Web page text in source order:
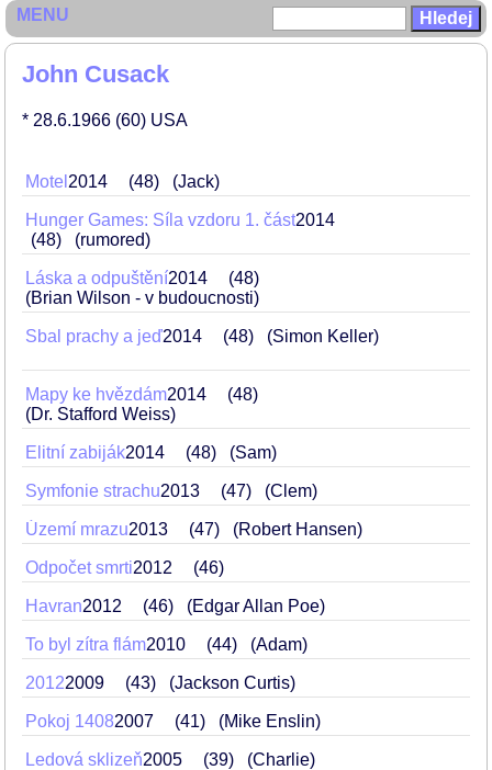
John Cusack
* 28.6.1966 (60) USA
Motel 2014 48 (Jack)
Hunger Games: Síla vzdoru 1. část2014
48
(rumored)
Láska a odpuštění2014
48
(Brian Wilson - v budoucnosti)
Sbal prachy a jeď2014 48 (Simon Keller)
Mapy ke hvězdám2014
48
(Dr. Stafford Weiss)
Elitní zabiják2014 48 (Sam)
Symfonie strachu2013 47 (Clem)
Území mrazu2013 47 (Robert Hansen)
Odpočet smrti2012 46
Havran2012 46 (Edgar Allan Poe)
To byl zítra flám2010 44 (Adam)
20122009 43 (Jackson Curtis)
Pokoj 14082007 41 (Mike Enslin)
Ledová sklizeň2005 39 (Charlie)
MENU